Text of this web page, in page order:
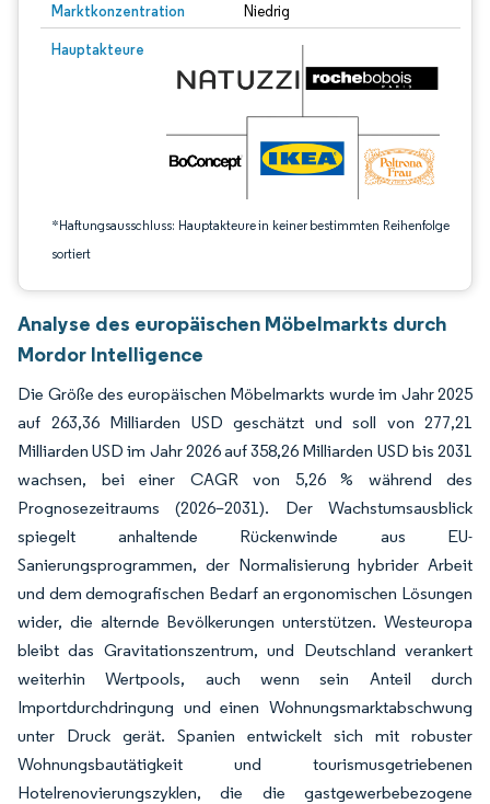
Marktkonzentration Niedrig
Hauptakteure
*Haftungsausschluss: Hauptakteure in keiner bestimmten Reihenfolge
sortiert
Bild © Mordor Intelligence. Wiederverwendung erfordert Namensnennung
Analyse des europäischen Möbelmarkts durch
Mordor Intelligence
Die Größe des europäischen Möbelmarkts wurde im Jahr 2025
auf 263,36 Milliarden USD geschätzt und soll von 277,21
Milliarden USD im Jahr 2026 auf 358,26 Milliarden USD bis 2031
wachsen, bei einer CAGR von 5,26 % während des
Prognosezeitraums (2026–2031). Der Wachstumsausblick
spiegelt anhaltende Rückenwinde aus EU-
Sanierungsprogrammen, der Normalisierung hybrider Arbeit
und dem demografischen Bedarf an ergonomischen Lösungen
wider, die alternde Bevölkerungen unterstützen. Westeuropa
bleibt das Gravitationszentrum, und Deutschland verankert
weiterhin Wertpools, auch wenn sein Anteil durch
Importdurchdringung und einen Wohnungsmarktabschwung
unter Druck gerät. Spanien entwickelt sich mit robuster
Wohnungsbautätigkeit und tourismusgetriebenen
Hotelrenovierungszyklen, die die gastgewerbebezogene